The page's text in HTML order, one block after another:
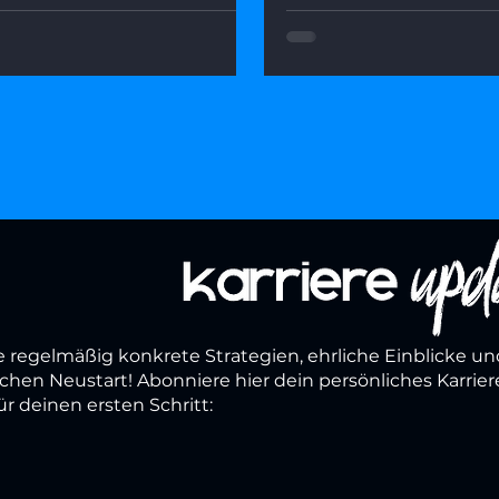
wirklich dahintersteckt,
kein Karriere-Handicap
Dieser Artikel zeigt,
Perspektive kein
regelmäßig konkrete Strategien, ehrliche Einblicke
Neustart! Abonniere hier dein persönliches
deinen ersten Schritt: